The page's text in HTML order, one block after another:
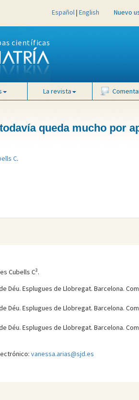
Español| English Nuevo
científicas
La revista
queda mucho por
C.
Cubells C3.
Déu. Esplugues de Llobregat. Barcelona.
Déu. Esplugues de Llobregat. Barcelona.
Déu. Esplugues de Llobregat. Barcelona.
vanessa.arias@sjd.es